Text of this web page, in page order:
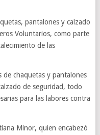
pantalones y calzado
Voluntarios, como parte
de las
de chaquetas y pantalones
de seguridad, todo
para las labores contra
Minor, quien encabezó